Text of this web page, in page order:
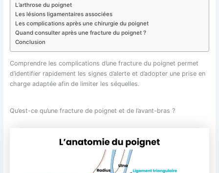
L’arthrose du poignet
Les lésions ligamentaires associées
Les complications après une chirurgie du poignet
Quand consulter après une fracture du poignet ?
Conclusion
Comprendre les complications d’une fracture du poignet permet
d’identifier rapidement les signes d’alerte et d’adopter une prise en
charge adaptée afin de limiter les séquelles.
Qu’est-ce qu’une fracture de poignet et de l’avant-bras ?